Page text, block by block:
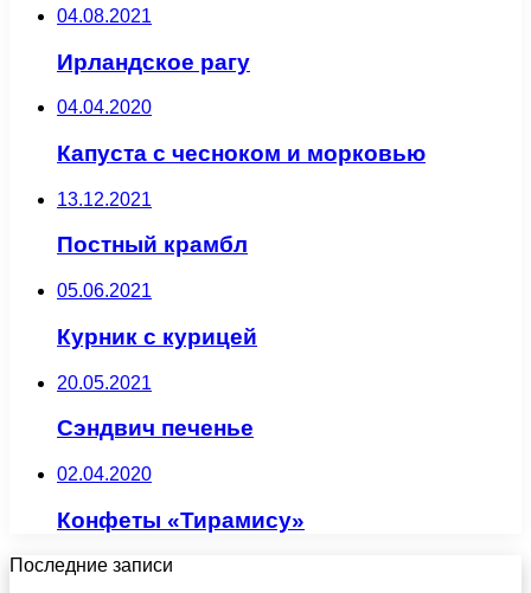
04.08.2021
Ирландское рагу
04.04.2020
Капуста с чесноком и морковью
13.12.2021
Постный крамбл
05.06.2021
Курник с курицей
20.05.2021
Сэндвич печенье
02.04.2020
Конфеты «Тирамису»
Последние записи